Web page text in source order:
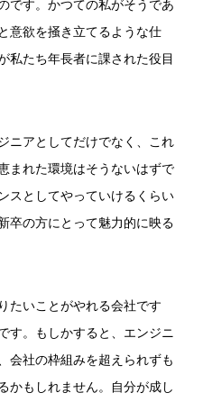
です。かつての私がそうであ
意欲を掻き立てるような仕
私たち年長者に課された役目
ニアとしてだけでなく、これ
まれた環境はそうないはずで
スとしてやっていけるくらい
卒の方にとって魅力的に映る
たいことがやれる会社です
す。もしかすると、エンジニ
会社の枠組みを超えられずも
かもしれません。自分が成し